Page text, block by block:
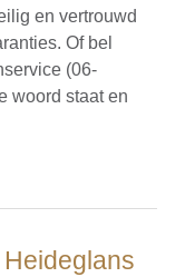
en vertrouwd
Of bel
(06-
woord staat en